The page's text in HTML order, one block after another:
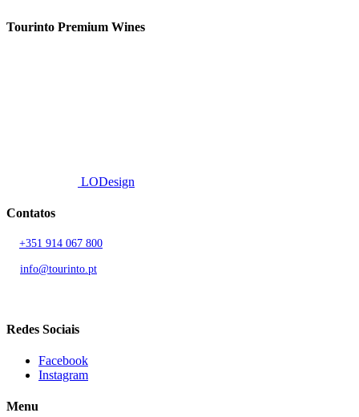
Tourinto Premium Wines
LODesign
Contatos
+351 914 067 800
info@tourinto.pt
Redes Sociais
Facebook
Instagram
Menu